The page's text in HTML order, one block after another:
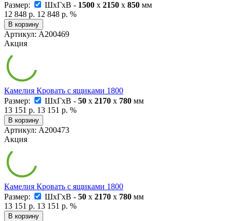
Размер:
ШxГxВ - 1500 x 2150 x 850 мм
12 848 р. 12 848 р. %
В корзину
Артикул: А200469
Акция
Камелия Кровать с ящиками 1800
Размер:
ШxГxВ - 50 x 2170 x 780 мм
13 151 р. 13 151 р. %
В корзину
Артикул: А200473
Акция
Камелия Кровать с ящиками 1800
Размер:
ШxГxВ - 50 x 2170 x 780 мм
13 151 р. 13 151 р. %
В корзину